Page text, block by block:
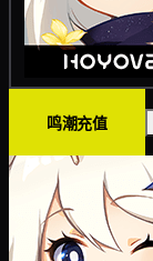
鸣潮充值